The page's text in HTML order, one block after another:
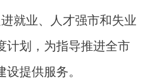
就业、人才强市和失业
计划，为指导推进全市
提供服务。